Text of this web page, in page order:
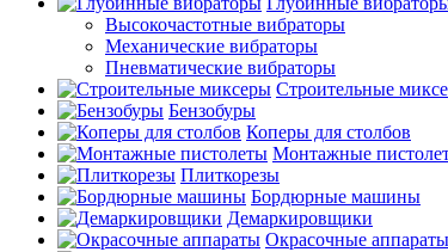
Высокочастотные вибраторы
Механические вибраторы
Пневматические вибраторы
Строительные
Бензобуры
Коперы для столбов
Монтажные
Плиткорезы
Бордюрные машины
Демаркировщики
Окрасочные аппараты